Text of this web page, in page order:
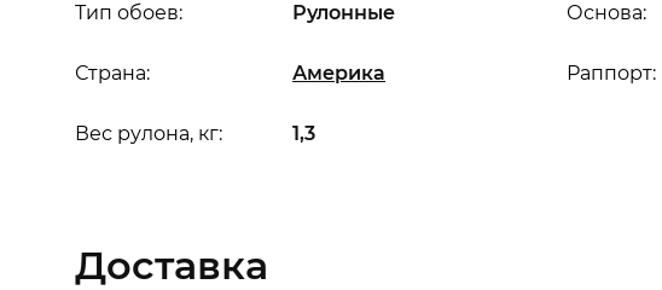
Вес рулона, кг: 1,3
Раппорт:
Основа:
Страна: Америка
Тип обоев: Рулонные
Доставка